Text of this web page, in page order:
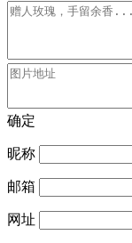
确定
昵称
邮箱
网址